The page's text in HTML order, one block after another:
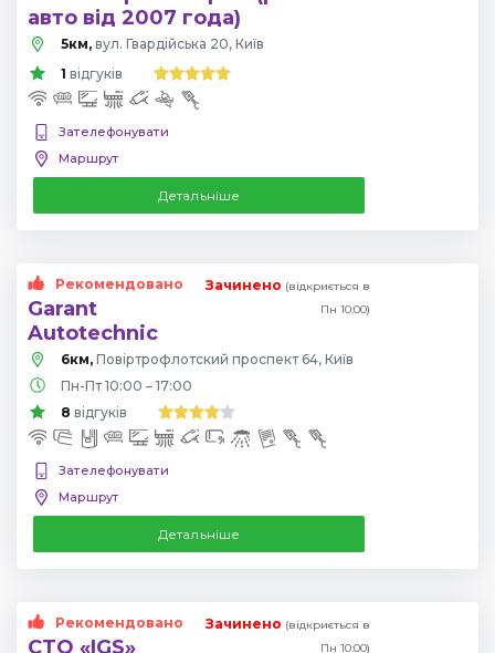
авто від 2007 года)
5км, вул. Гвардійська 20, Київ
1 відгуків
Зателефонувати
Маршрут
Детальніше
Рекомендовано
Garant
Autotechnic
Зачинено (відкриється в
Пн 10:00)
6км,
Повіртрофлотский проспект 64, Київ
Пн-Пт 10:00 – 17:00
8 відгуків
Зателефонувати
Маршрут
Детальніше
Рекомендовано
СТО «IGS»
Зачинено (відкриється в
Пн 10:00)